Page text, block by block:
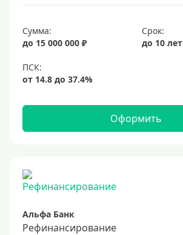
Сумма:
до 15 000 000 ₽
Срок:
до 10 лет
Оформить
Альфа Банк
Рефинансирование